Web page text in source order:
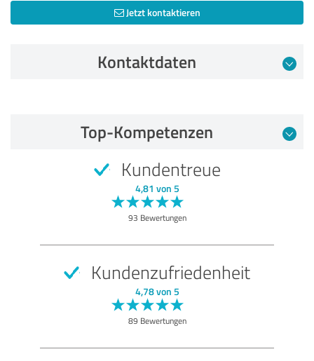
Jetzt kontaktieren
Kontaktdaten
Empfehlung
Bewertung anzeigen
Top-Kompetenzen
Kundentreue
4,81 von 5
93 Bewertungen
Kundenzufriedenheit
4,78 von 5
89 Bewertungen